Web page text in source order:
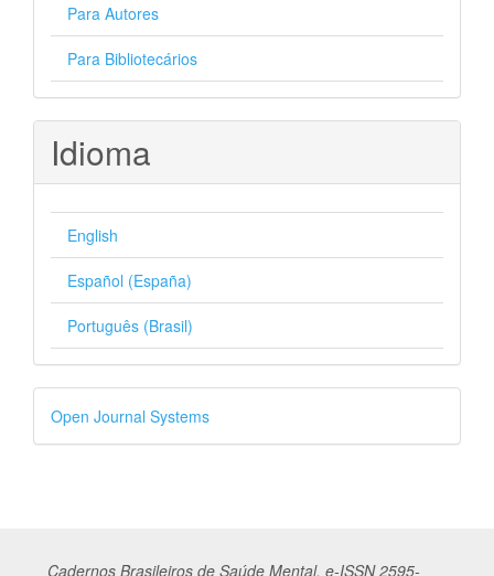
Para Autores
Para Bibliotecários
Idioma
English
Español (España)
Português (Brasil)
Desenvolvido
por
Open Journal Systems
Cadernos Brasileiros de Saúde Mental, e-ISSN 2595-